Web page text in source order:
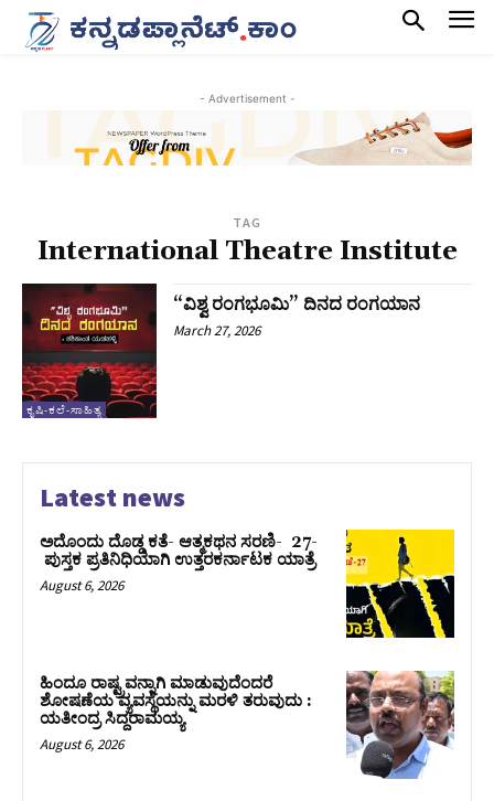
- Advertisement -
TAG
International Theatre Institute
ಕೃಷಿ-ಕಲೆ-ಸಾಹಿತ್ಯ
“ವಿಶ್ವ ರಂಗಭೂಮಿ” ದಿನದ ರಂಗಯಾನ
March 27, 2026
Latest news
ಅದೊಂದು ದೊಡ್ಡ ಕತೆ- ಆತ್ಮಕಥನ ಸರಣಿ- 27-
ಪುಸ್ತಕ ಪ್ರತಿನಿಧಿಯಾಗಿ ಉತ್ತರಕರ್ನಾಟಕ ಯಾತ್ರೆ
August 6, 2026
ಹಿಂದೂ ರಾಷ್ಟ್ರವನ್ನಾಗಿ ಮಾಡುವುದೆಂದರೆ
ಶೋಷಣೆಯ ವ್ಯವಸ್ಥೆಯನ್ನು ಮರಳಿ ತರುವುದು :
ಯತೀಂದ್ರ ಸಿದ್ದರಾಮಯ್ಯ
August 6, 2026